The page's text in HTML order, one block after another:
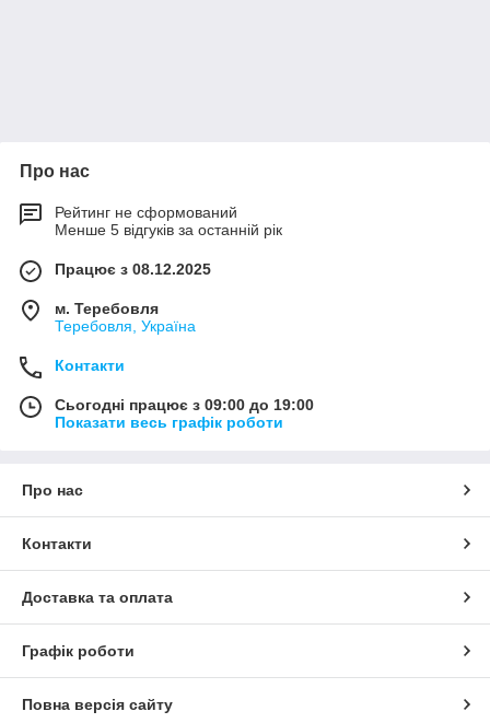
Про нас
Рейтинг не сформований
Менше 5 відгуків за останній рік
Працює з 08.12.2025
м. Теребовля
Теребовля, Україна
Контакти
Сьогодні працює з 09:00 до 19:00
Показати весь графік роботи
Про нас
Контакти
Доставка та оплата
Графік роботи
Повна версія сайту